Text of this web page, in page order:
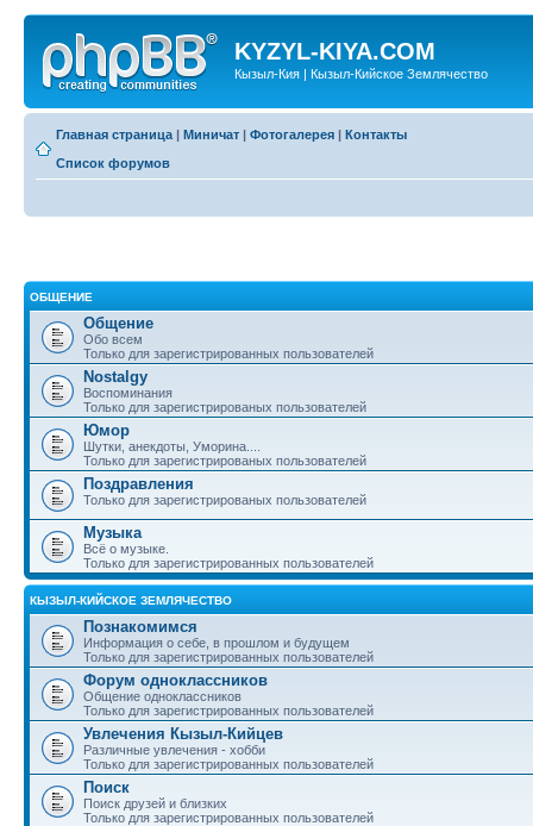
KYZYL-KIYA.COM
Кызыл-Кия | Кызыл-Кийское Землячество
Главная страница | Миничат | Фотогалерея | Контакты
Список форумов
ОБЩЕНИЕ
Общение
Обо всем
Только для зарегистрированных пользователей
Nostalgy
Воспоминания
Только для зарегистрированых пользователей
Юмор
Шутки, анекдоты, Уморина....
Только для зарегистрированых пользователей
Поздравления
Только для зарегистрированых пользователей
Музыка
Всё о музыке.
Только для зарегистрированных пользователей
КЫЗЫЛ-КИЙСКОЕ ЗЕМЛЯЧЕСТВО
Познакомимся
Информация о себе, в прошлом и будущем
Только для зарегистрированных пользователей
Форум одноклассников
Общение одноклассников
Только для зарегистрированных пользователей
Увлечения Кызыл-Кийцев
Различные увлечения - хобби
Только для зарегистрированных пользователей
Поиск
Поиск друзей и близких
Только для зарегистрированных пользователей